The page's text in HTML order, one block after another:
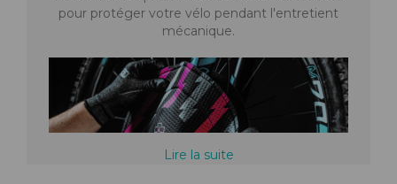
pour protéger votre vélo pendant l'entretient
mécanique.
Lire la suite